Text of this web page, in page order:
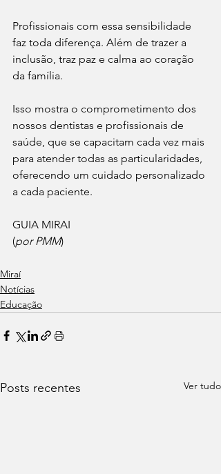
Profissionais com essa sensibilidade
faz toda diferença. Além de trazer a
inclusão, traz paz e calma ao coração
da família.
Isso mostra o comprometimento dos
nossos dentistas e profissionais de
saúde, que se capacitam cada vez mais
para atender todas as particularidades,
oferecendo um cuidado personalizado
a cada paciente.
GUIA MIRAI
(por PMM)
Miraí
Notícias
Educação
Posts recentes Ver tudo